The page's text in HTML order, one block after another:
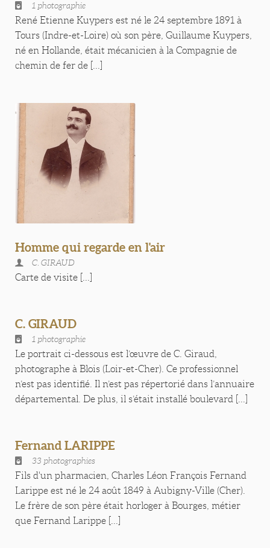
1 photographie
René Etienne Kuypers est né le 24 septembre 1891 à
Tours (Indre-et-Loire) où son père, Guillaume Kuypers,
né en Hollande, était mécanicien à la Compagnie de
chemin de fer de [...]
Homme qui regarde en l'air
C. GIRAUD
Carte de visite [...]
C. GIRAUD
1 photographie
Le portrait ci-dessous est l’œuvre de C. Giraud,
photographe à Blois (Loir-et-Cher). Ce professionnel
n’est pas identifié. Il n’est pas répertorié dans l’annuaire
départemental. De plus, il s’était installé boulevard [...]
Fernand LARIPPE
33 photographies
Fils d'un pharmacien, Charles Léon François Fernand
Larippe est né le 24 août 1849 à Aubigny-Ville (Cher).
Le frère de son père était horloger à Bourges, métier
que Fernand Larippe [...]